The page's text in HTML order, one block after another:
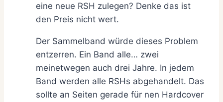
eine neue RSH zulegen? Denke das ist
den Preis nicht wert.
Der Sammelband würde dieses Problem
entzerren. Ein Band alle… zwei
meinetwegen auch drei Jahre. In jedem
Band werden alle RSHs abgehandelt. Das
sollte an Seiten gerade für nen Hardcover